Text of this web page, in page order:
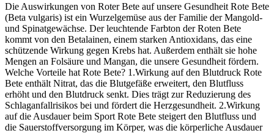
Die Auswirkungen von Roter Bete auf unsere Gesundheit Rote Bete
(Beta vulgaris) ist ein Wurzelgemüse aus der Familie der Mangold-
und Spinatgewächse. Der leuchtende Farbton der Roten Bete
kommt von den Betalainen, einem starken Antioxidans, das eine
schützende Wirkung gegen Krebs hat. Außerdem enthält sie hohe
Mengen an Folsäure und Mangan, die unsere Gesundheit fördern.
Welche Vorteile hat Rote Bete? 1.Wirkung auf den Blutdruck Rote
Bete enthält Nitrat, das die Blutgefäße erweitert, den Blutfluss
erhöht und den Blutdruck senkt. Dies trägt zur Reduzierung des
Schlaganfallrisikos bei und fördert die Herzgesundheit. 2.Wirkung
auf die Ausdauer beim Sport Rote Bete steigert den Blutfluss und
die Sauerstoffversorgung im Körper, was die körperliche Ausdauer